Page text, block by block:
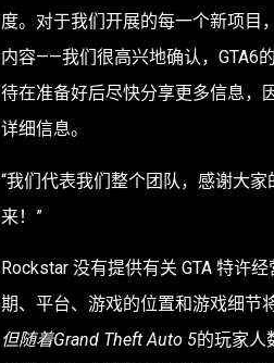
度。对于我们开展的每一个新项目
内容——我们很高兴地确认，GTA6
待在准备好后尽快分享更多信息，
详细信息。
“我们代表我们整个团队，感谢大
来！”
Rockstar 没有提供有关 GTA 特许
期、平台、游戏的位置和游戏细节
但随着Grand Theft Auto 5的玩家人